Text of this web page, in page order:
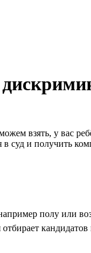
взять, у вас
суд и получить
полу или